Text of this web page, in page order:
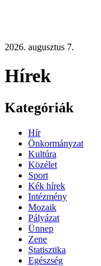
2026. augusztus 7.
Hírek
Kategóriák
Hír
Önkormányzat
Kultúra
Közélet
Sport
Kék hírek
Intézmény
Mozaik
Pályázat
Ünnep
Zene
Statisztika
Egészség